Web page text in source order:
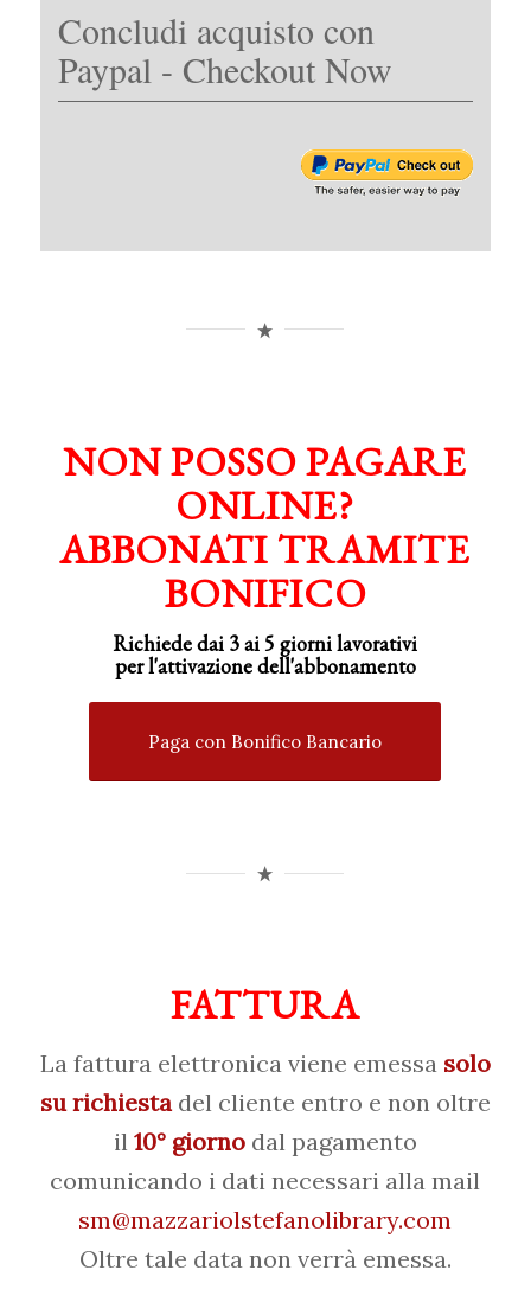
Concludi acquisto con
Paypal - Checkout Now
NON POSSO PAGARE
ONLINE?
ABBONATI TRAMITE
BONIFICO
Richiede dai 3 ai 5 giorni lavorativi
perl'attivazionedell'abbonamento
Paga con Bonifico Bancario
FATTURA
La fattura elettronica viene emessasolo
su richiestadel cliente entro e non oltre
il 10° giornodal pagamento
comunicando i dati necessari alla mail
sm@mazzariolstefanolibrary.com
Oltre tale data non verrà emessa.